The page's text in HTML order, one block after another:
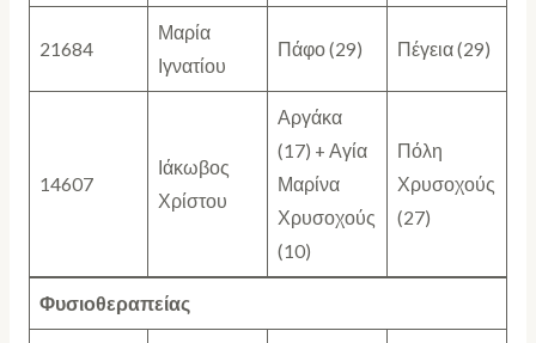
21684
Μαρία
Ιγνατίου
Πάφο (29) Πέγεια (29)
14607
Ιάκωβος
Χρίστου
Αργάκα
(17) + Αγία
Μαρίνα
Χρυσοχούς
(10)
Πόλη
Χρυσοχούς
(27)
Φυσιοθεραπείας